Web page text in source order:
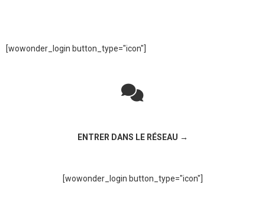
[wowonder_login button_type="icon"]
ENTRER DANS LE RÉSEAU →
[wowonder_login button_type="icon"]